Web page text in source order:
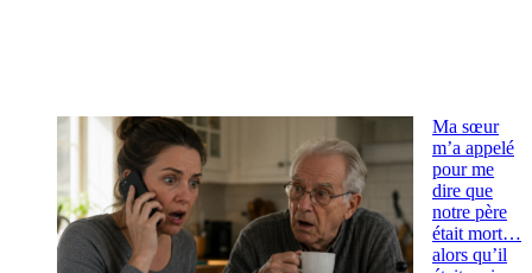
Ma sœur
m’a appelé
pour me
dire que
notre père
était mort…
alors qu’il